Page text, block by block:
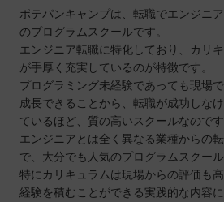
ポテパンキャンプは、転職でエンジニ
のプログラムスクールです。
エンジニア転職に特化しており、カリ
が手厚く充実しているのが特徴です。
プログラミング未経験であっても現場
成長できることから、転職が成功しな
ているほど、質の高いスクールなのです
エンジニアとは全く異なる業種からの
で、大分でも人気のプログラムスクール
特にカリキュラムは現場からの評価も
経験を積むことができる実践的な内容